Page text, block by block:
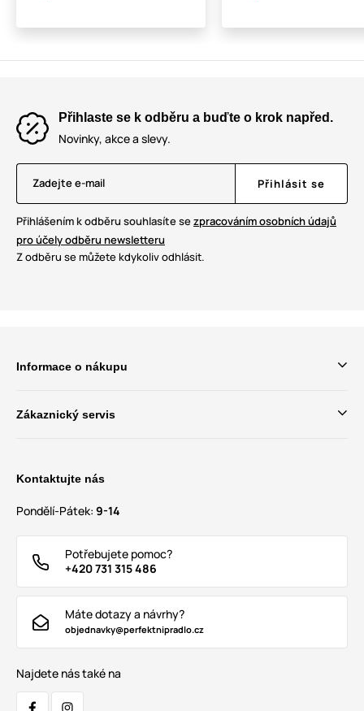
Přihlaste se k odběru a buďte o krok napřed.
Novinky, akce a slevy.
Zadejte e-mail Přihlásit se
Přihlášením k odběru souhlasíte sezpracováním osobních údajů
pro účely odběru newsletteru
Z odběru se můžete kdykoliv odhlásit.
Informace o nákupu
Zákaznický servis
Kontaktujte nás
Pondělí-Pátek: 9-14
Potřebujete pomoc?
+420 731 315 486
Máte dotazy a návrhy?
objednavky@perfektnipradlo.cz
Najdete nás také na